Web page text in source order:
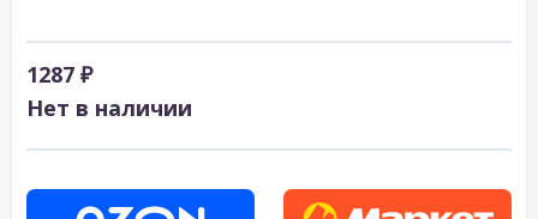
1287 ₽
Нет в наличии